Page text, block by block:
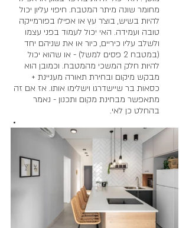
מחומר שונה מיתר המטבח. חיפוי עליון יכול
להיות בשיש, בוצ׳ר עץ או אפילו בפורמייקה
טובה ועמידה. האי יכול לעמוד בפני עצמו
ולשלב עליו כיריים, כיור או את שניהם יחד
(במטבח 2 פסים למשל) - או שהוא יכול
להיות חלק המשכי מהמטבח. וכמובן הוא
מבקש מיקום ובחירת תאורה מעניינת +
כסאות בר שיישדרגו וישלימו אותו. אז אם זה
מתאפשר מבחינת מקום ותכנון - נאמר
בהחלט כן לאי.